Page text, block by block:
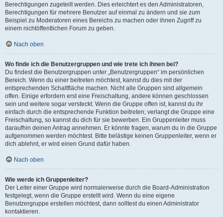
Berechtigungen zugeteilt werden. Dies erleichtert es den Administratoren,
Berechtigungen für mehrere Benutzer auf einmal zu ändern und sie zum
Beispiel zu Moderatoren eines Bereichs zu machen oder ihnen Zugriff zu
einem nichtöffentlichen Forum zu geben.
Nach oben
Wo finde ich die Benutzergruppen und wie trete ich ihnen bei?
Du findest die Benutzergruppen unter „Benutzergruppen“ im persönlichen
Bereich. Wenn du einer beitreten möchtest, kannst du dies mit der
entsprechenden Schaltfläche machen. Nicht alle Gruppen sind allgemein
offen. Einige erfordern erst eine Freischaltung, andere können geschlossen
sein und weitere sogar versteckt. Wenn die Gruppe offen ist, kannst du ihr
einfach durch die entsprechende Funktion beitreten; verlangt die Gruppe eine
Freischaltung, so kannst du dich für sie bewerben. Ein Gruppenleiter muss
daraufhin deinen Antrag annehmen. Er könnte fragen, warum du in die Gruppe
aufgenommen werden möchtest. Bitte belästige keinen Gruppenleiter, wenn er
dich ablehnt, er wird einen Grund dafür haben.
Nach oben
Wie werde ich Gruppenleiter?
Der Leiter einer Gruppe wird normalerweise durch die Board-Administration
festgelegt, wenn die Gruppe erstellt wird. Wenn du eine eigene
Benutzergruppe erstellen möchtest, dann solltest du einen Administrator
kontaktieren.